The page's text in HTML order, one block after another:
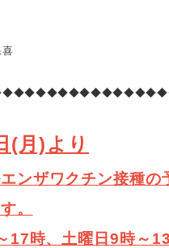
(月)より
ンザワクチン接種の
。
17時、土曜日9時～